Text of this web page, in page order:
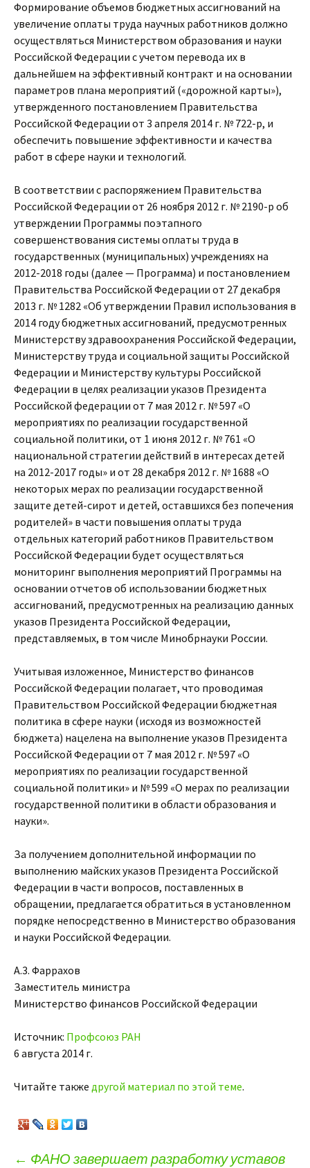
Формирование объемов бюджетных ассигнований на
увеличение оплаты труда научных работников должно
осуществляться Министерством образования и науки
Российской Федерации с учетом перевода их в
дальнейшем на эффективный контракт и на основании
параметров плана мероприятий («дорожной карты»),
утвержденного постановлением Правительства
Российской Федерации от 3 апреля 2014 г. № 722-р, и
обеспечить повышение эффективности и качества
работ в сфере науки и технологий.
В соответствии с распоряжением Правительства
Российской Федерации от 26 ноября 2012 г. № 2190-р об
утверждении Программы поэтапного
совершенствования системы оплаты труда в
государственных (муниципальных) учреждениях на
2012-2018 годы (далее — Программа) и постановлением
Правительства Российской Федерации от 27 декабря
2013 г. № 1282 «Об утверждении Правил использования в
2014 году бюджетных ассигнований, предусмотренных
Министерству здравоохранения Российской Федерации,
Министерству труда и социальной защиты Российской
Федерации и Министерству культуры Российской
Федерации в целях реализации указов Президента
Российской федерации от 7 мая 2012 г. № 597 «О
мероприятиях по реализации государственной
социальной политики, от 1 июня 2012 г. № 761 «О
национальной стратегии действий в интересах детей
на 2012-2017 годы» и от 28 декабря 2012 г. № 1688 «О
некоторых мерах по реализации государственной
защите детей-сирот и детей, оставшихся без попечения
родителей» в части повышения оплаты труда
отдельных категорий работников Правительством
Российской Федерации будет осуществляться
мониторинг выполнения мероприятий Программы на
основании отчетов об использовании бюджетных
ассигнований, предусмотренных на реализацию данных
указов Президента Российской Федерации,
представляемых, в том числе Минобрнауки России.
Учитывая изложенное, Министерство финансов
Российской Федерации полагает, что проводимая
Правительством Российской Федерации бюджетная
политика в сфере науки (исходя из возможностей
бюджета) нацелена на выполнение указов Президента
Российской Федерации от 7 мая 2012 г. № 597 «О
мероприятиях по реализации государственной
социальной политики» и № 599 «О мерах по реализации
государственной политики в области образования и
науки».
За получением дополнительной информации по
выполнению майских указов Президента Российской
Федерации в части вопросов, поставленных в
обращении, предлагается обратиться в установленном
порядке непосредственно в Министерство образования
и науки Российской Федерации.
А.3. Фаррахов
Заместитель министра
Министерство финансов Российской Федерации
Источник: Профсоюз РАН
6 августа 2014 г.
Читайте также другой материал по этой теме.
← ФАНО завершает разработку уставов